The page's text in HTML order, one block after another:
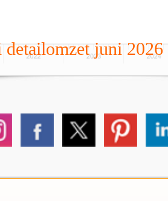
detailomzet juni 2026